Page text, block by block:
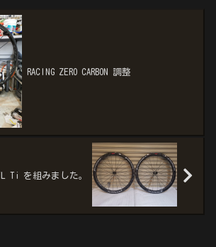
RACING ZERO CARBON 調整
Ti を組みました。